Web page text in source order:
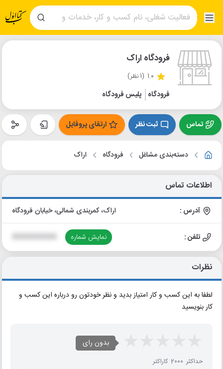
فرودگاه اراک
1.0 (1 نظر)
فرودگاه پلیس فرودگاه
تماس ثبت نظر ارتقای پروفایل
دسته‌بندی مشاغل فرودگاه اراک
اطلاعات تماس
آدرس : اراک، کمربندی شمالی، خیابان فرودگاه
تلفن : نمایش شماره
نظرات
لطفا به این کسب و کار امتیاز بدید و نظر خودتون رو درباره این کسب و
کار بنویسید
بدون رای
حداکثر 2000 کاراکتر